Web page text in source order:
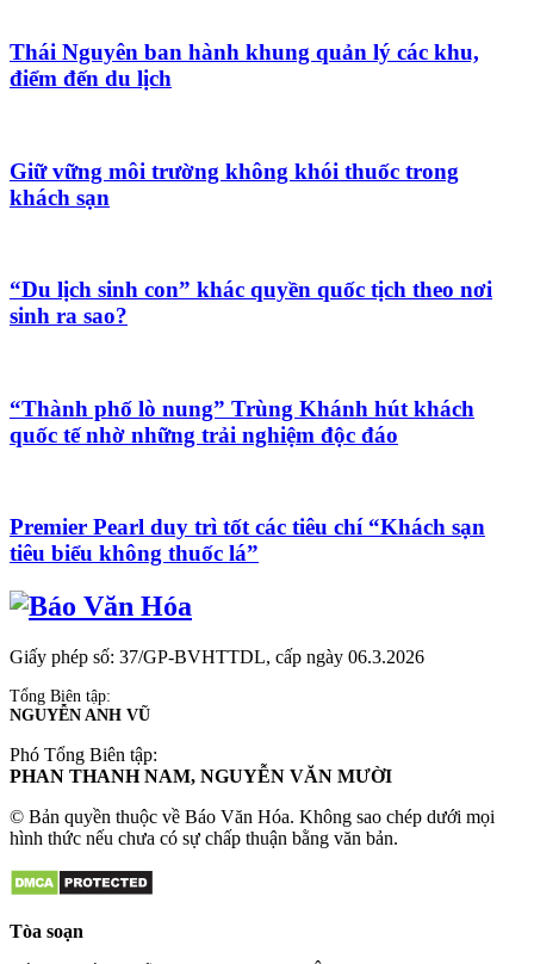
Thái Nguyên ban hành khung quản lý các khu,
điểm đến du lịch
Giữ vững môi trường không khói thuốc trong
khách sạn
“Du lịch sinh con” khác quyền quốc tịch theo nơi
sinh ra sao?
“Thành phố lò nung” Trùng Khánh hút khách
quốc tế nhờ những trải nghiệm độc đáo
Premier Pearl duy trì tốt các tiêu chí “Khách sạn
tiêu biểu không thuốc lá”
Giấy phép số: 37/GP-BVHTTDL, cấp ngày 06.3.2026
Tổng Biên tập:
NGUYỄN ANH VŨ
Phó Tổng Biên tập:
PHAN THANH NAM, NGUYỄN VĂN MƯỜI
© Bản quyền thuộc về Báo Văn Hóa. Không sao chép dưới mọi
hình thức nếu chưa có sự chấp thuận bằng văn bản.
Tòa soạn